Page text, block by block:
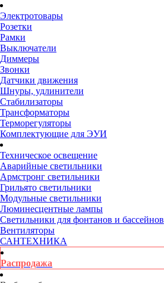
Электротовары
Розетки
Рамки
Выключатели
Диммеры
Звонки
Датчики движения
Шнуры, удлинители
Стабилизаторы
Трансформаторы
Терморегуляторы
Комплектующие для ЭУИ
Техническое освещение
Аварийные светильники
Армстронг светильники
Грильято светильники
Модульные светильники
Люминесцентные лампы
Светильники для фонтанов и бассейнов
Вентиляторы
САНТЕХНИКА
Распродажа